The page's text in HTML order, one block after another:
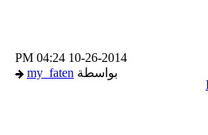
10-26-2014
04:24 PM
بواسطةmy_faten